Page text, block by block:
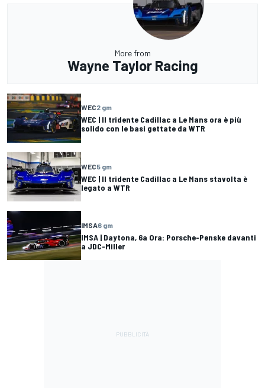
More from
Wayne Taylor Racing
WEC2 gm
WEC | Il tridente Cadillac a Le Mans ora è più
solido con le basi gettate da WTR
WEC5 gm
WEC | Il tridente Cadillac a Le Mans stavolta è
legato a WTR
IMSA6 gm
IMSA | Daytona, 6a Ora: Porsche-Penske davanti
a JDC-Miller